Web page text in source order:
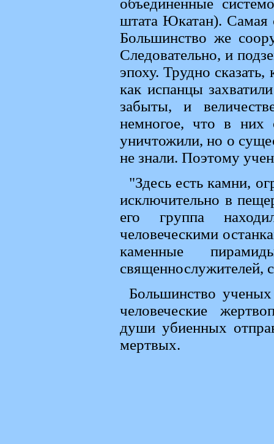
объединенные
штата Юкатан). Самая
Большинство же
Следовательно, и
эпоху. Трудно
как испанцы
забыты, и
немногое, что в них
уничтожили, но о
не знали. Поэтому
"Здесь есть камни,
исключительно в
его группа
человеческими
каменные
Большинство
человеческие
души убиенных
мертвых.